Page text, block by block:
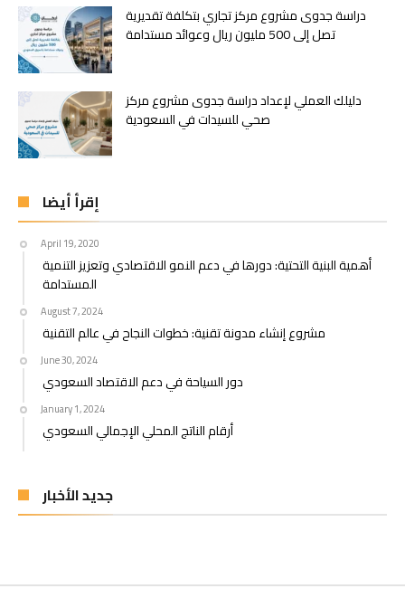
دراسة جدوى مشروع مركز تجاري بتكلفة تقديرية
تصل إلى 500 مليون ريال وعوائد مستدامة
دليلك العملي لإعداد دراسة جدوى مشروع مركز
صحي للسيدات في السعودية
إقرأ أيضا
April 19, 2020
أهمية البنية التحتية: دورها في دعم النمو الاقتصادي وتعزيز التنمية
المستدامة
August 7, 2024
مشروع إنشاء مدونة تقنية: خطوات النجاح في عالم التقنية
June 30, 2024
دور السياحة في دعم الاقتصاد السعودي
January 1, 2024
أرقام الناتج المحلي الإجمالي السعودي
جديد الأخبار